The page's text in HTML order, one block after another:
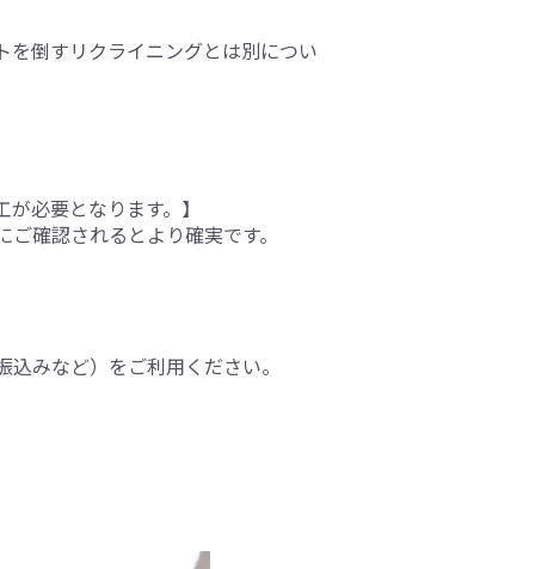
倒すリクライニングとは別につい
必要となります。】
確認されるとより確実です。
みなど）をご利用ください。